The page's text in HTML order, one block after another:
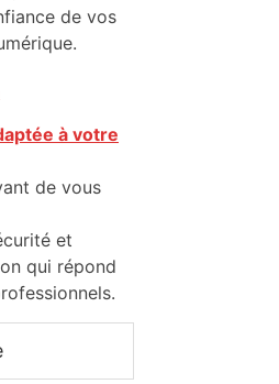
de vos
à votre
de vous
et
qui répond